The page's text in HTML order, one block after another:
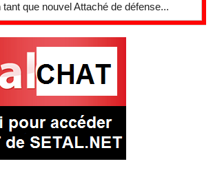
tant que nouvel Attaché de défense...